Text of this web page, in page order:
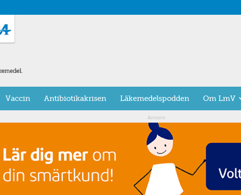
Vaccin Antibiotikakrisen Läkemedelspodden Om LmV
Annons